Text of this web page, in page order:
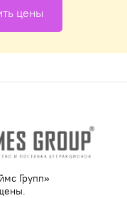
цены
Групп»